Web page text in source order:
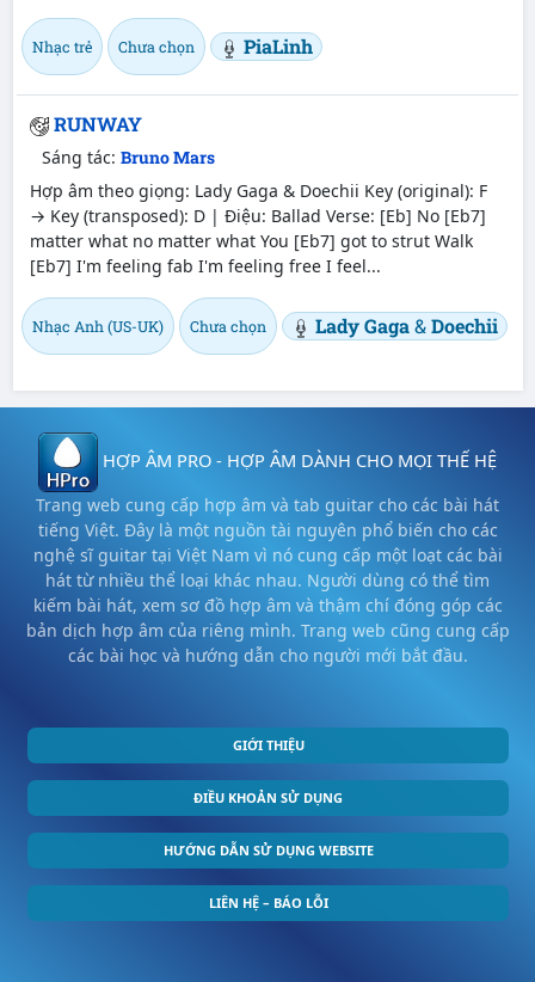
Nhạc trẻ Chưa chọn PiaLinh
RUNWAY
Sáng tác: Bruno Mars
Hợp âm theo giọng: Lady Gaga & Doechii Key (original): F
→ Key (transposed): D | Điệu: Ballad Verse: [Eb] No [Eb7]
matter what no matter what You [Eb7] got to strut Walk
[Eb7] I'm feeling fab I'm feeling free I feel...
Nhạc Anh (US-UK) Chưa chọn Lady Gaga&Doechii
HỢP ÂM PRO - HỢP ÂM DÀNH CHO MỌI THẾ HỆ
Trang web cung cấp hợp âm và tab guitar cho các bài hát
tiếng Việt. Đây là một nguồn tài nguyên phổ biến cho các
nghệ sĩ guitar tại Việt Nam vì nó cung cấp một loạt các bài
hát từ nhiều thể loại khác nhau. Người dùng có thể tìm
kiếm bài hát, xem sơ đồ hợp âm và thậm chí đóng góp các
bản dịch hợp âm của riêng mình. Trang web cũng cung cấp
các bài học và hướng dẫn cho người mới bắt đầu.
GIỚI THIỆU
ĐIỀU KHOẢN SỬ DỤNG
HƯỚNG DẪN SỬ DỤNG WEBSITE
LIÊN HỆ – BÁO LỖI